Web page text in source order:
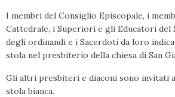
I membri del Consiglio Episcopale, i
Cattedrale, i Superiori e gli Educatori del
degli ordinandi e i Sacerdoti da loro
stola nel presbiterio della chiesa di San
Gli altri presbiteri e diaconi sono invitati
stola bianca.